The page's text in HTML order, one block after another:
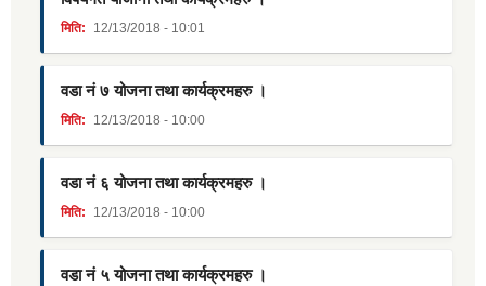
मिति: 12/13/2018 - 10:01
वडा नं ७ योजना तथा कार्यक्रमहरु ।
मिति: 12/13/2018 - 10:00
वडा नं ६ योजना तथा कार्यक्रमहरु ।
मिति: 12/13/2018 - 10:00
वडा नं ५ योजना तथा कार्यक्रमहरु ।